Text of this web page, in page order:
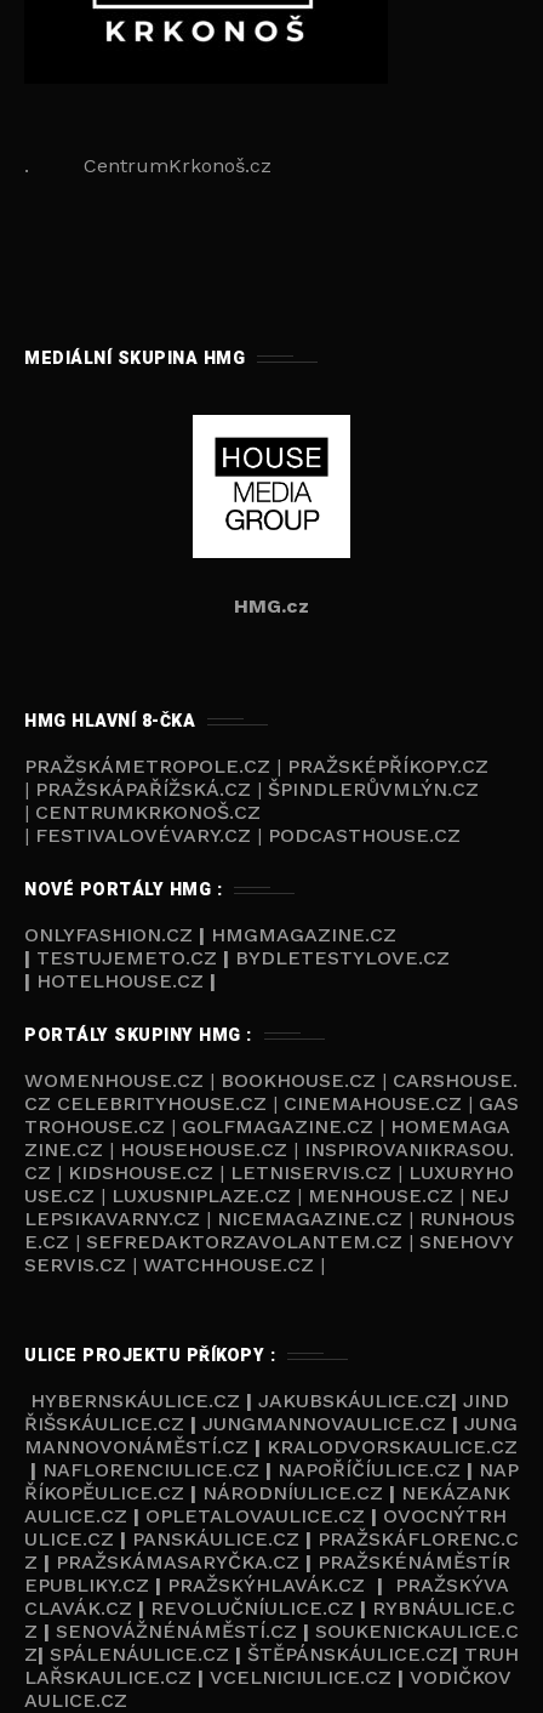
. CentrumKrkonoš.cz
MEDIÁLNÍ SKUPINA HMG
HMG.cz
HMG HLAVNÍ 8-ČKA
PRAŽSKÁMETROPOLE.CZ | PRAŽSKÉPŘÍKOPY.CZ
| PRAŽSKÁPAŘÍŽSKÁ.CZ | ŠPINDLERŮVMLÝN.CZ
| CENTRUMKRKONOŠ.CZ
| FESTIVALOVÉVARY.CZ | PODCASTHOUSE.CZ
NOVÉ PORTÁLY HMG :
ONLYFASHION.CZ | HMGMAGAZINE.CZ
| TESTUJEMETO.CZ | BYDLETESTYLOVE.CZ
| HOTELHOUSE.CZ |
PORTÁLY SKUPINY HMG :
WOMENHOUSE.CZ | BOOKHOUSE.CZ | CARSHOUSE.
CZ CELEBRITYHOUSE.CZ | CINEMAHOUSE.CZ | GAS
TROHOUSE.CZ | GOLFMAGAZINE.CZ | HOMEMAGA
ZINE.CZ | HOUSEHOUSE.CZ | INSPIROVANIKRASOU.
CZ | KIDSHOUSE.CZ | LETNISERVIS.CZ | LUXURYHO
USE.CZ | LUXUSNIPLAZE.CZ | MENHOUSE.CZ | NEJ
LEPSIKAVARNY.CZ | NICEMAGAZINE.CZ | RUNHOUS
E.CZ | SEFREDAKTORZAVOLANTEM.CZ | SNEHOVY
SERVIS.CZ | WATCHHOUSE.CZ |
ULICE PROJEKTU PŘÍKOPY :
HYBERNSKÁULICE.CZ | JAKUBSKÁULICE.CZ| JIND
ŘIŠSKÁULICE.CZ | JUNGMANNOVAULICE.CZ | JUNG
MANNOVONÁMĚSTÍ.CZ | KRALODVORSKAULICE.CZ
| NAFLORENCIULICE.CZ | NAPOŘÍČÍULICE.CZ | NAP
ŘÍKOPĚULICE.CZ | NÁRODNÍULICE.CZ | NEKÁZANK
AULICE.CZ | OPLETALOVAULICE.CZ | OVOCNÝTRH
ULICE.CZ | PANSKÁULICE.CZ | PRAŽSKÁFLORENC.C
Z | PRAŽSKÁMASARYČKA.CZ | PRAŽSKÉNÁMĚSTÍR
EPUBLIKY.CZ | PRAŽSKÝHLAVÁK.CZ |
PRAŽSKÝVA
CLAVÁK.CZ | REVOLUČNÍULICE.CZ | RYBNÁULICE.C
Z | SENOVÁŽNÉNÁMĚSTÍ.CZ | SOUKENICKAULICE.C
Z| SPÁLENÁULICE.CZ | ŠTĚPÁNSKÁULICE.CZ| TRUH
LAŘSKAULICE.CZ | VCELNICIULICE.CZ | VODIČKOV
AULICE.CZ